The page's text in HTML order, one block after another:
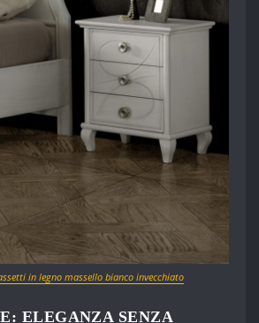
in legno massello bianco invecchiato
ELEGANZA SENZA